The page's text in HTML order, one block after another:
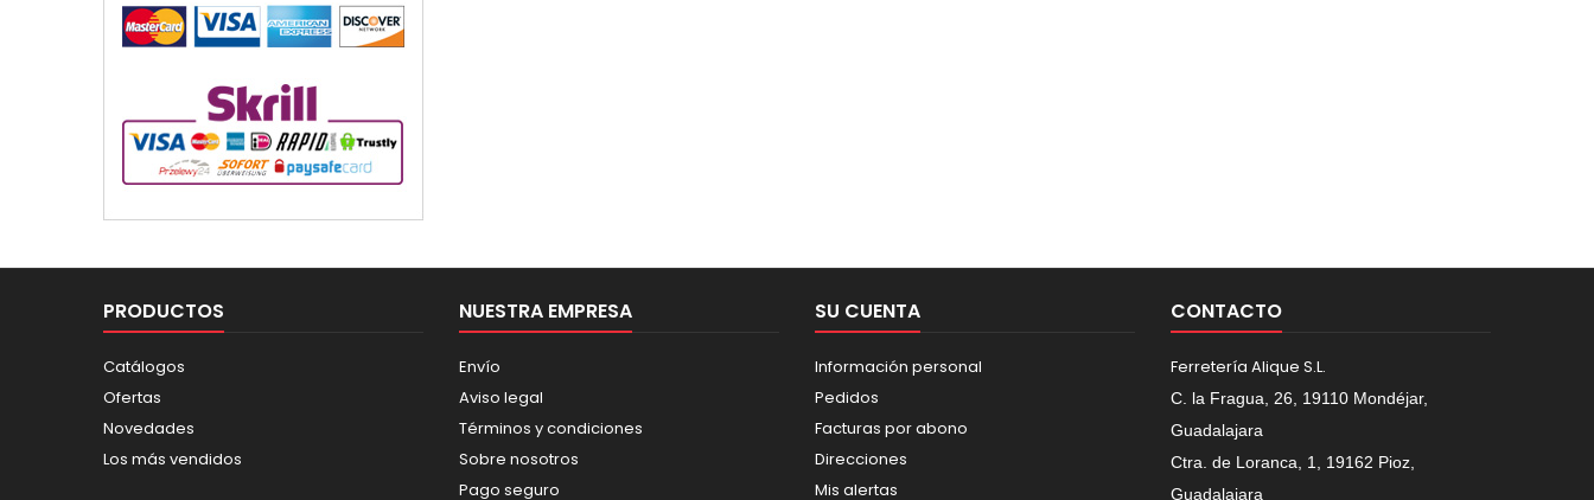
PRODUCTOS
Catálogos
Ofertas
Novedades
Los más vendidos
NUESTRA EMPRESA
Envío
Aviso legal
Términos y condiciones
Sobre nosotros
Pago seguro
SU CUENTA
Información personal
Pedidos
Facturas por abono
Direcciones
Mis alertas
CONTACTO
Ferretería Alique S.L.
C. la Fragua, 26, 19110 Mondéjar,
Guadalajara
Ctra. de Loranca, 1, 19162 Pioz,
Guadalajara